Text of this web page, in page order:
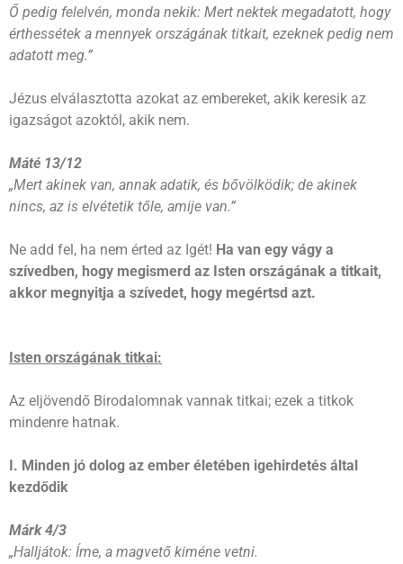
Ő pedig felelvén, monda nekik: Mert nektek megadatott, hogy
érthessétek a mennyek országának titkait, ezeknek pedig nem
adatott meg.”
Jézus elválasztotta azokat az embereket, akik keresik az
igazságot azoktól, akik nem.
Máté 13/12
„Mert akinek van, annak adatik, és bővölködik; de akinek
nincs, az is elvétetik tőle, amije van.”
Ne add fel, ha nem érted az Igét! Ha van egy vágy a
szívedben, hogy megismerd az Isten országának a titkait,
akkor megnyitja a szívedet, hogy megértsd azt.
Isten országának titkai:
Az eljövendő Birodalomnak vannak titkai; ezek a titkok
mindenre hatnak.
I. Minden jó dolog az ember életében igehirdetés által
kezdődik
Márk 4/3
„Halljátok: Íme, a magvető kiméne vetni.